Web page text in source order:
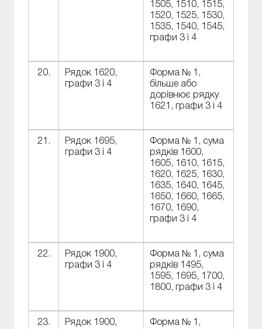
1505, 1510, 1515,
1520, 1525, 1530,
1535, 1540, 1545,
графи 3 і 4
20.
Рядок 1620,
графи 3 і 4
Форма № 1,
більше або
дорівнює рядку
1621, графи 3 і 4
21.
Рядок 1695,
графи 3 і 4
Форма № 1, сума
рядків 1600,
1605, 1610, 1615,
1620, 1625, 1630,
1635, 1640, 1645,
1650, 1660, 1665,
1670, 1690,
графи 3 і 4
22.
Рядок 1900,
графи 3 і 4
Форма № 1, сума
рядків 1495,
1595, 1695, 1700,
1800, графи 3 і 4
23.
Рядок 1900,
Форма № 1,